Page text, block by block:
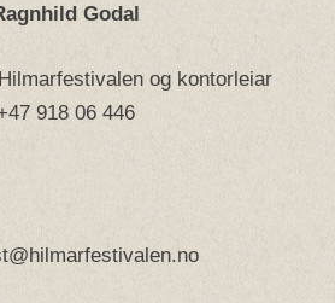
Godal
og kontorleiar
918 06 446